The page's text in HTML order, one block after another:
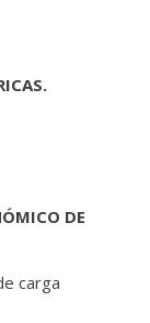
DE
carga